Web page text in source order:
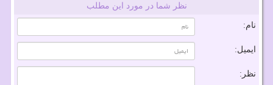
نظر شما در مورد این مطلب
نام:
ایمیل:
نظر: